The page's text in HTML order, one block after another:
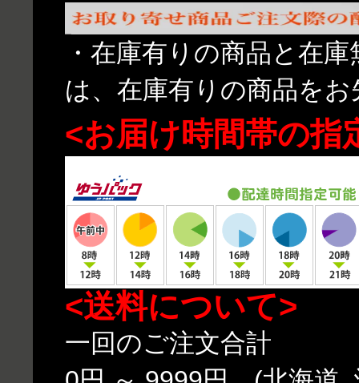
・在庫有りの商品と在
は、在庫有りの商品を
<お届け時間帯の指
<送料について>
一回のご注文合計